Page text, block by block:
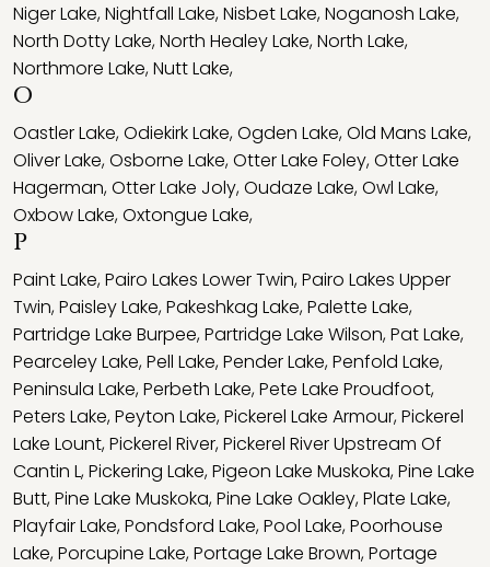
Niger Lake,Nightfall Lake,Nisbet Lake,Noganosh Lake,
North Dotty Lake,North Healey Lake,North Lake,
Northmore Lake,Nutt Lake,
O
Oastler Lake,Odiekirk Lake,Ogden Lake,Old Mans Lake,
Oliver Lake,Osborne Lake,Otter Lake Foley,Otter Lake
Hagerman,Otter Lake Joly,Oudaze Lake,Owl Lake,
Oxbow Lake,Oxtongue Lake,
P
Paint Lake,Pairo Lakes Lower Twin,Pairo Lakes Upper
Twin,Paisley Lake,Pakeshkag Lake,Palette Lake,
Partridge Lake Burpee,Partridge Lake Wilson,Pat Lake,
Pearceley Lake,Pell Lake,Pender Lake,Penfold Lake,
Peninsula Lake,Perbeth Lake,Pete Lake Proudfoot,
Peters Lake,Peyton Lake,Pickerel Lake Armour,Pickerel
Lake Lount,Pickerel River,Pickerel River Upstream Of
Cantin L,Pickering Lake,Pigeon Lake Muskoka,Pine Lake
Butt,Pine Lake Muskoka,Pine Lake Oakley,Plate Lake,
Playfair Lake,Pondsford Lake,Pool Lake,Poorhouse
Lake,Porcupine Lake,Portage Lake Brown,Portage